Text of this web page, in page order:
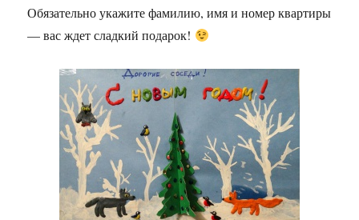
Обязательно укажите фамилию, имя и номер квартиры
— вас ждет сладкий подарок!